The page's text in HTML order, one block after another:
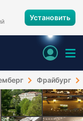
Установить
Фрайбург